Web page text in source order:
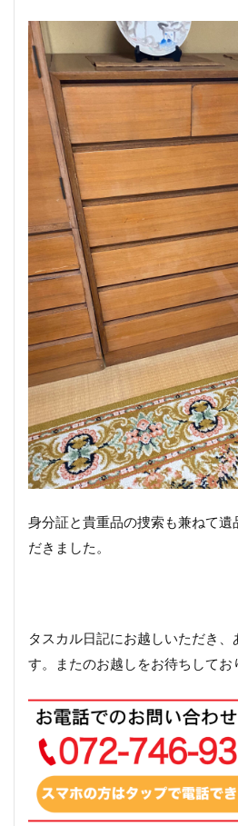
身分証と貴重品の捜索も兼ねて遺
だきました。
タスカル日記にお越しいただき、
す。またのお越しをお待ちしてお